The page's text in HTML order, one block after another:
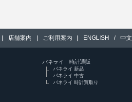
店舗案内 ご利用案内 ENGLISH / 中文
パネライ 時計通販
パネライ 新品
パネライ 中古
パネライ 時計買取り